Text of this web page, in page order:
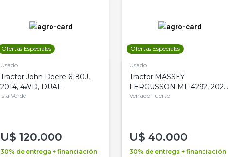
Ofertas Especiales
Usado
Tractor John Deere 6180J,
2014, 4WD, DUAL
Isla Verde
U$ 120.000
30% de entrega + financiación
Ofertas Especiales
Usado
Tractor MASSEY
FERGUSSON MF 4292, 2020,
4WD, PATON
Venado Tuerto
U$ 40.000
30% de entrega + financiación